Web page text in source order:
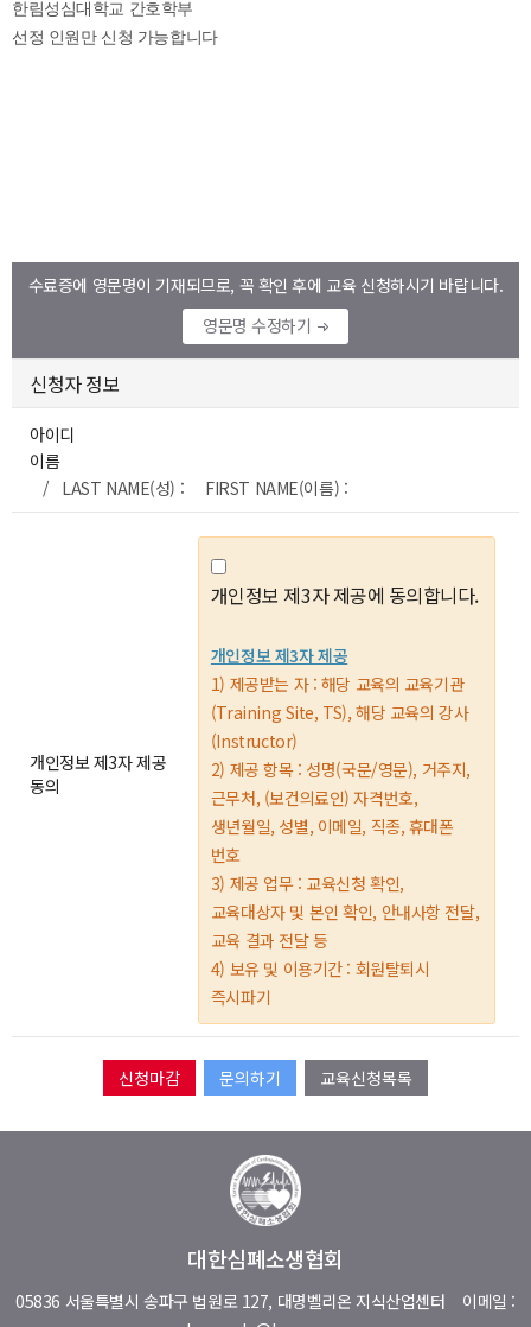
수료증에 영문명이 기재되므로, 꼭 확인 후에 교육 신청하시기 바랍니다.
영문명 수정하기
신청자 정보
아이디
이름
/ LAST NAME(성) : FIRST NAME(이름) :
개인정보 제3자 제공
동의
개인정보 제3자 제공에 동의합니다.
개인정보 제3자 제공
1) 제공받는 자 : 해당 교육의 교육기관
(Training Site, TS), 해당 교육의 강사
(Instructor)
2) 제공 항목 : 성명(국문/영문), 거주지,
근무처, (보건의료인) 자격번호,
생년월일, 성별, 이메일, 직종, 휴대폰
번호
3) 제공 업무 : 교육신청 확인,
교육대상자 및 본인 확인, 안내사항 전달,
교육 결과 전달 등
4) 보유 및 이용기간 : 회원탈퇴시
즉시파기
문의하기 교육신청목록
대한심폐소생협회
05836 서울특별시 송파구 법원로 127, 대명벨리온 지식산업센터 이메일 :